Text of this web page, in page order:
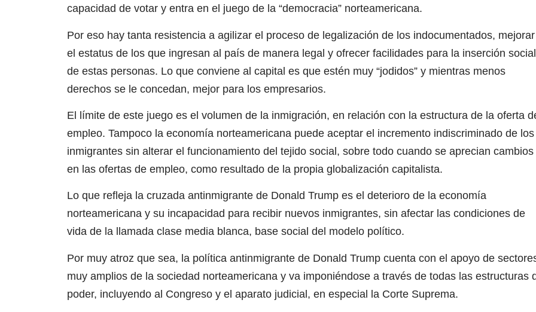
capacidad de votar y entra en el juego de la “democracia” norteamericana.
Por eso hay tanta resistencia a agilizar el proceso de legalización de los indocumentados, mejorar
el estatus de los que ingresan al país de manera legal y ofrecer facilidades para la inserción social
de estas personas. Lo que conviene al capital es que estén muy “jodidos” y mientras menos
derechos se le concedan, mejor para los empresarios.
El límite de este juego es el volumen de la inmigración, en relación con la estructura de la oferta
empleo. Tampoco la economía norteamericana puede aceptar el incremento indiscriminado de los
inmigrantes sin alterar el funcionamiento del tejido social, sobre todo cuando se aprecian cambios
en las ofertas de empleo, como resultado de la propia globalización capitalista.
Lo que refleja la cruzada antinmigrante de Donald Trump es el deterioro de la economía
norteamericana y su incapacidad para recibir nuevos inmigrantes, sin afectar las condiciones de
vida de la llamada clase media blanca, base social del modelo político.
Por muy atroz que sea, la política antinmigrante de Donald Trump cuenta con el apoyo de
muy amplios de la sociedad norteamericana y va imponiéndose a través de todas las estructuras
poder, incluyendo al Congreso y el aparato judicial, en especial la Corte Suprema.